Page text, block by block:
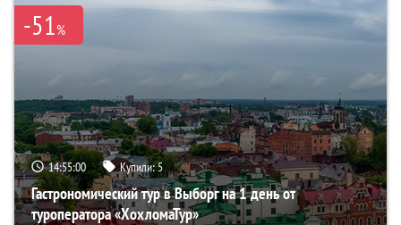
-51%
14:54:58 Купили:5
Гастрономический тур в Выборг на 1 день от
туроператора «ХохломаТур»